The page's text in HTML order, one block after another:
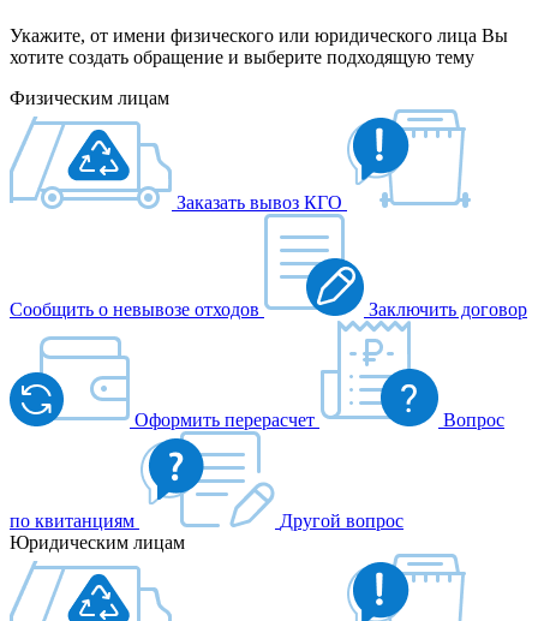
Укажите, от имени физического или юридического лица Вы
хотите создать обращение и выберите подходящую тему
Физическим лицам
Заказать вывоз КГО
Сообщить о невывозе отходов Заключить договор
Оформить перерасчет Вопрос
по квитанциям
Другой вопрос
Юридическим лицам